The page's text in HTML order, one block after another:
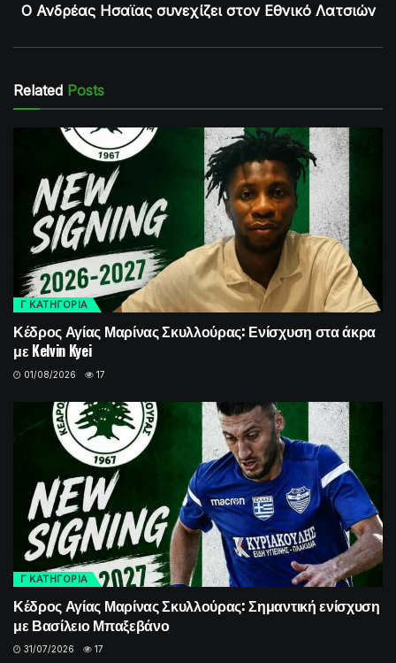
Ο Ανδρέας Ησαϊας συνεχίζει στον Εθνικό Λατσιών
Related Posts
Γ ΚΑΤΗΓΟΡΙΑ
Κέδρος Αγίας Μαρίνας Σκυλλούρας: Ενίσχυση στα άκρα
με Kelvin Kyei
01/08/2026 17
Γ ΚΑΤΗΓΟΡΙΑ
Κέδρος Αγίας Μαρίνας Σκυλλούρας: Σημαντική ενίσχυση
με Βασίλειο Μπαξεβάνο
31/07/2026 17